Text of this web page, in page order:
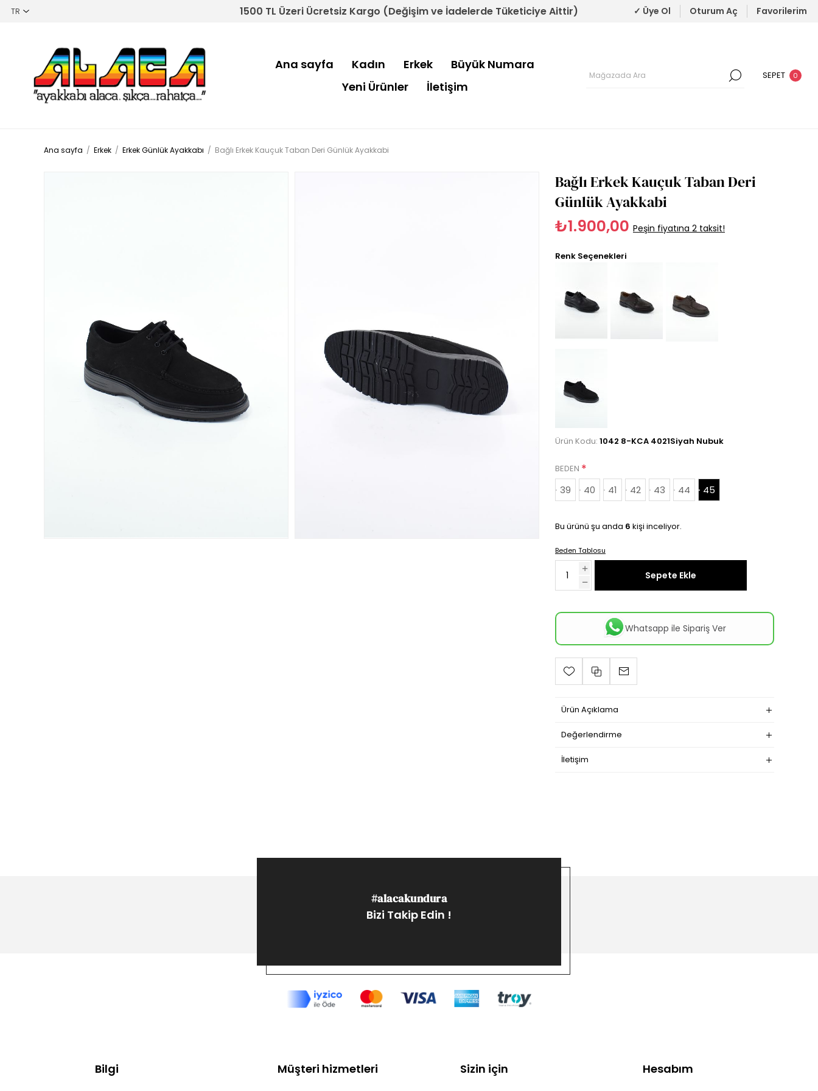
1500 TL Üzeri Ücretsiz Kargo (Değişim ve İadelerde Tüketiciye Aittir) ✓ Üye Ol Oturum Aç Favorilerim
Ana sayfa Kadın Erkek
Büyük Numara
Yeni Ürünler
İletişim
SEPET 0
Ana sayfa / Erkek / Erkek Günlük Ayakkabı / Bağlı Erkek Kauçuk Taban Deri Günlük Ayakkabi
Bağlı Erkek Kauçuk Taban Deri
Günlük Ayakkabi
₺1.900,00 Peşin fiyatına 2 taksit!
Renk Seçenekleri
Ürün Kodu: 1042 8-KCA 4021Siyah Nubuk
BEDEN *
39 40 41 42 43 44 45
Bu ürünü şu anda 6 kişi inceliyor.
Beden Tablosu
Sepete Ekle
Whatsapp ile Sipariş Ver
Ürün Açıklama
Değerlendirme
İletişim
#alacakundura
Bizi Takip Edin !
Bilgi Müşteri hizmetleri Sizin için Hesabım